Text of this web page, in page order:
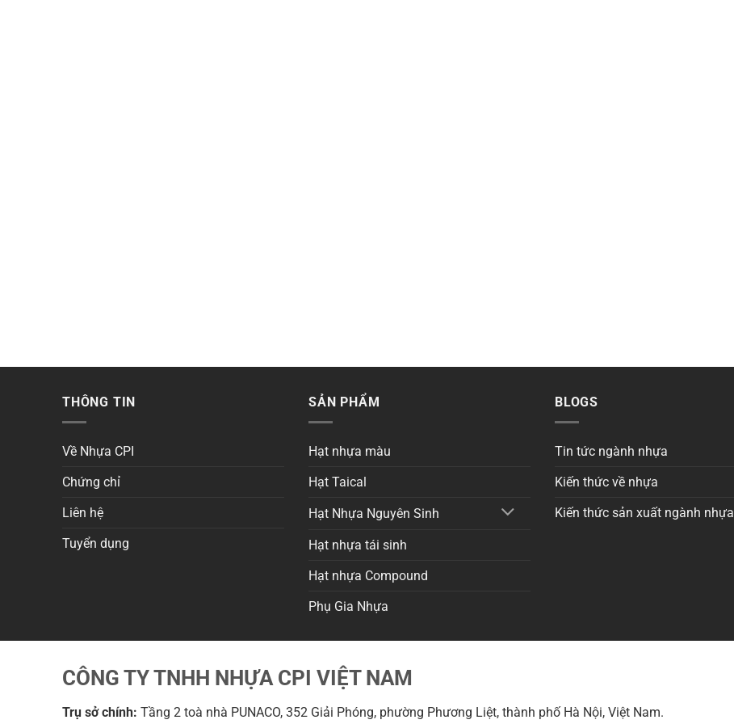
THÔNG TIN
Về Nhựa CPI
Chứng chỉ
Liên hệ
Tuyển dụng
SẢN PHẨM
Hạt nhựa màu
Hạt Taical
Hạt Nhựa Nguyên Sinh
Hạt nhựa tái sinh
Hạt nhựa Compound
Phụ Gia Nhựa
BLOGS
Tin tức ngành nhựa
Kiến thức về nhựa
Kiến thức sản xuất ngành nhựa
CÔNG TY TNHH NHỰA CPI VIỆT NAM
Trụ sở chính: Tầng 2 toà nhà PUNACO, 352 Giải Phóng, phường Phương Liệt, thành phố Hà Nội, Việt Nam.